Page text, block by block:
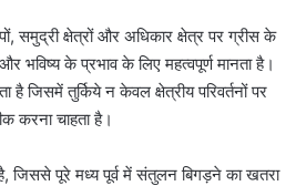
समुद्री क्षेत्रों और अधिकार क्षेत्र पर ग्रीस के
भविष्य के प्रभाव के लिए महत्वपूर्ण मानता है।
है जिसमें तुर्किये न केवल क्षेत्रीय परिवर्तनों पर
करना चाहता है।
जिससे पूरे मध्य पूर्व में संतुलन बिगड़ने का खतरा